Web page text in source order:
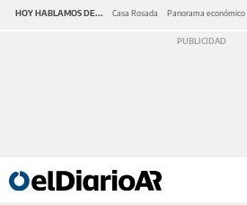
HOY HABLAMOS DE... Casa Rosada Panorama económico